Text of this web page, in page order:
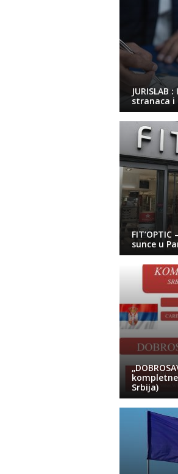
stranaca i
sunce u
Srbija)